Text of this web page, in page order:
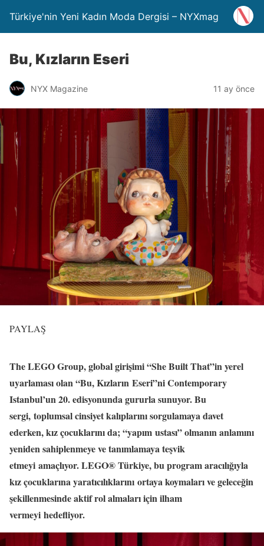
Türkiye'nin Yeni Kadın Moda Dergisi – NYXmag
Bu, Kızların Eseri
NYX Magazine 11 ay önce
PAYLAŞ
The LEGO Group, global girişimi “She Built That”in yerel
uyarlaması olan “Bu, Kızların Eseri”ni Contemporary
Istanbul’un 20. edisyonunda gururla sunuyor. Bu
sergi, toplumsal cinsiyet kalıplarını sorgulamaya davet
ederken, kız çocuklarını da; “yapım ustası” olmanın anlamını
yeniden sahiplenmeye ve tanımlamaya teşvik
etmeyi amaçlıyor. LEGO® Türkiye, bu program aracılığıyla
kız çocuklarına yaratıcılıklarını ortaya koymaları ve geleceğin
şekillenmesinde aktif rol almaları için ilham
vermeyi hedefliyor.